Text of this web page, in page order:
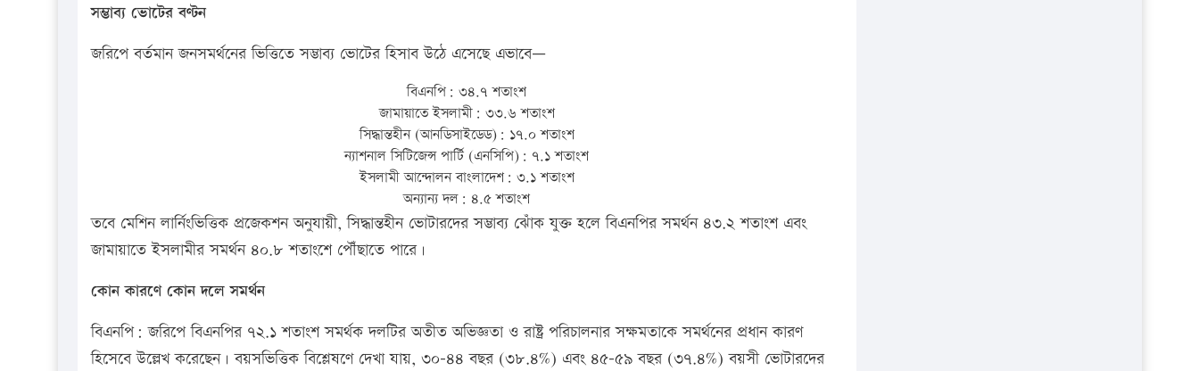
সম্ভাব্য ভোটের বণ্টন
জরিপে বর্তমান জনসমর্থনের ভিত্তিতে সম্ভাব্য ভোটের হিসাব উঠে এসেছে এভাবে—
বিএনপি: ৩৪.৭ শতাংশ
জামায়াতে ইসলামী: ৩৩.৬ শতাংশ
সিদ্ধান্তহীন (আনডিসাইডেড): ১৭.০ শতাংশ
ন্যাশনাল সিটিজেন্স পার্টি (এনসিপি): ৭.১ শতাংশ
ইসলামী আন্দোলন বাংলাদেশ: ৩.১ শতাংশ
অন্যান্য দল: ৪.৫ শতাংশ
তবে মেশিন লার্নিংভিত্তিক প্রজেকশন অনুযায়ী, সিদ্ধান্তহীন ভোটারদের সম্ভাব্য ঝোঁক যুক্ত হলে বিএনপির সমর্থন ৪৩.২ শতাংশ এবং
জামায়াতে ইসলামীর সমর্থন ৪০.৮ শতাংশে পৌঁছাতে পারে।
কোন কারণে কোন দলে সমর্থন
বিএনপি: জরিপে বিএনপির ৭২.১ শতাংশ সমর্থক দলটির অতীত অভিজ্ঞতা ও রাষ্ট্র পরিচালনার সক্ষমতাকে সমর্থনের প্রধান কারণ
হিসেবে উল্লেখ করেছেন। বয়সভিত্তিক বিশ্লেষণে দেখা যায়, ৩০–৪৪ বছর (৩৮.৪%) এবং ৪৫–৫৯ বছর (৩৭.৪%) বয়সী ভোটারদের